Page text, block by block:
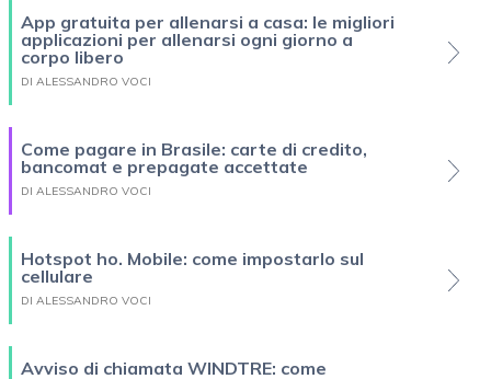
App gratuita per allenarsi a casa: le migliori
applicazioni per allenarsi ogni giorno a
corpo libero
DI ALESSANDRO VOCI
Come pagare in Brasile: carte di credito,
bancomat e prepagate accettate
DI ALESSANDRO VOCI
Hotspot ho. Mobile: come impostarlo sul
cellulare
DI ALESSANDRO VOCI
Avviso di chiamata WINDTRE: come